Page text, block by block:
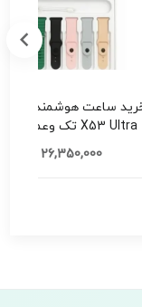
X53 Ultra تک وعمده کد E521
26,350,000 ریال